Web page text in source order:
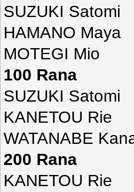
SUZUKI
HAMANO
MOTEGI
100 Rana
SUZUKI
KANETOU
WATANABE
200 Rana
KANETOU